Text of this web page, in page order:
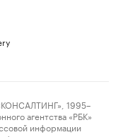
1995–
агентства «РБК»
информации